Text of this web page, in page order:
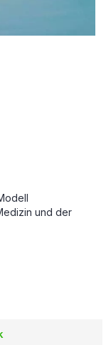
und der